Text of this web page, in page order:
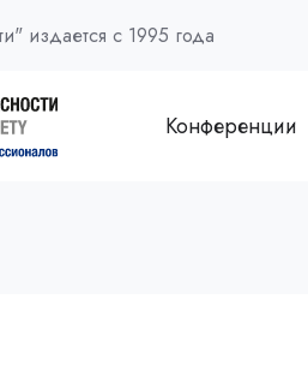
издается с 1995 года
Конференции